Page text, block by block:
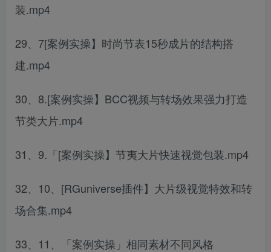
装.mp4
29、7[案例实操】时尚节表15秒成片的结构搭
建.mp4
30、8.[案例实操】BCC视频与转场效果强力打造
节类大片.mp4
31、9.「[案例实操】节夷大片快速视觉包装.mp4
32、10、[RGuniverse插件】大片级视觉特效和转
场合集.mp4
33、11、「案例实操」相同素材不同风格